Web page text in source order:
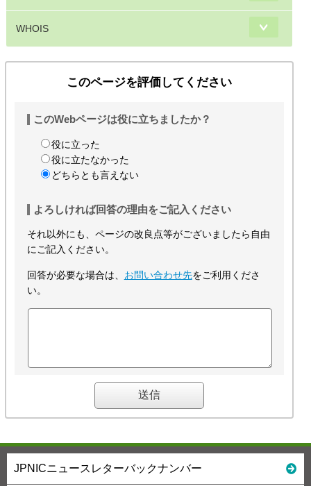
WHOIS
このページを評価してください
このWebページは役に立ちましたか？
役に立った
役に立たなかった
どちらとも言えない
よろしければ回答の理由をご記入ください
それ以外にも、ページの改良点等がございましたら自由
にご記入ください。
回答が必要な場合は、 お問い合わせ先をご利用くださ
い。
JPNICニュースレターバックナンバー